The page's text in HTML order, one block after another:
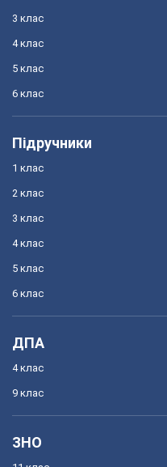
3 клас
4 клас
5 клас
6 клас
Підручники
1 клас
2 клас
3 клас
4 клас
5 клас
6 клас
ДПА
4 клас
9 клас
ЗНО